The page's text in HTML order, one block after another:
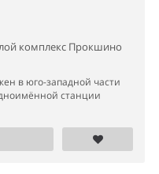
комплекс Прокшино
в юго-западной части
станции